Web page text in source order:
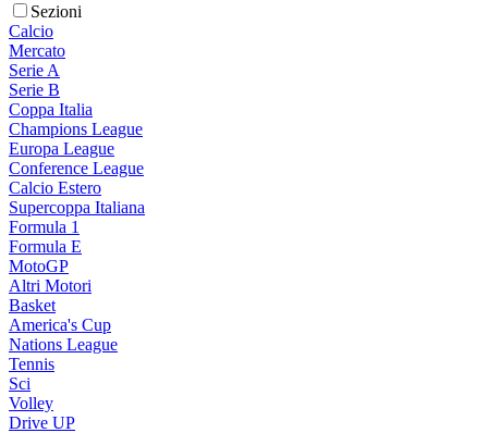
Sezioni
Calcio
Mercato
Serie A
Serie B
Coppa Italia
Champions League
Europa League
Conference League
Calcio Estero
Supercoppa Italiana
Formula 1
Formula E
MotoGP
Altri Motori
Basket
America's Cup
Nations League
Tennis
Sci
Volley
Drive UP